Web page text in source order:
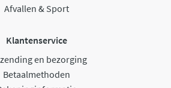
Afvallen & Sport
Klantenservice
en bezorging
Betaalmethoden